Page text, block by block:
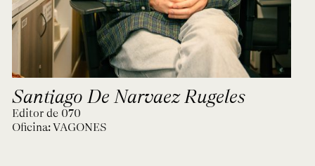
Santiago De Narvaez Rugeles
Editor de 070
Oficina:VAGONES